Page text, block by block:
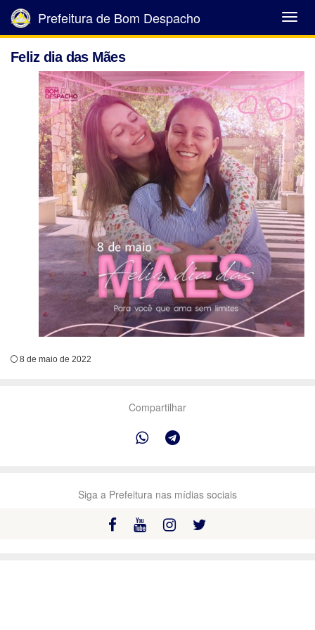
Abrir
Menu
Prefeitura de Bom Despacho
Feliz dia das Mães
8 de maio de 2022
Compartilhar
Siga a Prefeitura nas mídias sociais